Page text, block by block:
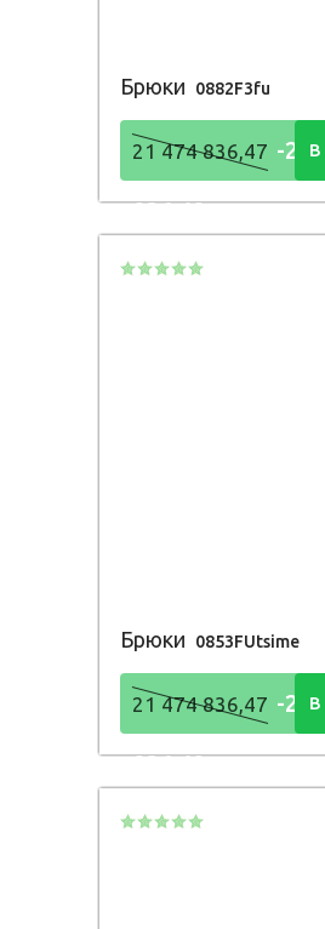
Брюки 0882F3fu
21 474 836,47 -21
836,48Р
Брюки 0853FUtsime
21 474 836,47 -21
836,48Р